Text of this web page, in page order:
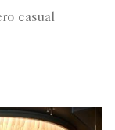
casual